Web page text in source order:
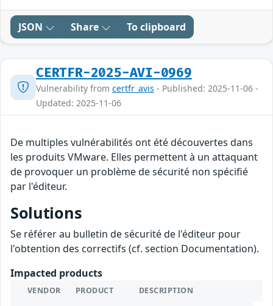
JSON Share To clipboard
CERTFR-2025-AVI-0969
Vulnerability from certfr_avis - Published: 2025-11-06 -
Updated: 2025-11-06
De multiples vulnérabilités ont été découvertes dans
les produits VMware. Elles permettent à un attaquant
de provoquer un problème de sécurité non spécifié
par l'éditeur.
Solutions
Se référer au bulletin de sécurité de l'éditeur pour
l'obtention des correctifs (cf. section Documentation).
Impacted products
VENDOR PRODUCT DESCRIPTION